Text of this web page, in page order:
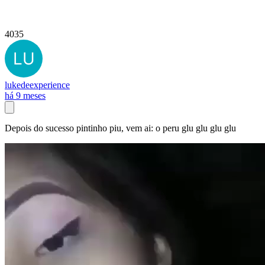
4035
lukedeexperience
há 9 meses
Depois do sucesso pintinho piu, vem ai: o peru glu glu glu glu